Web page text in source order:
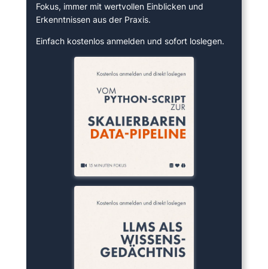
Fokus, immer mit wertvollen Einblicken und
Erkenntnissen aus der Praxis.
Einfach kostenlos anmelden und sofort loslegen.